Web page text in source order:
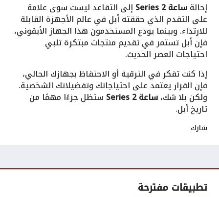
إحالةساعة Series 2 إلى التقاعد ليست سوى علامة
على التقدم الذي حققته أبل في عالم الأجهزة القابلة
للارتداء. وبينما يودع المستخدمون هذا الجهاز الأيقوني،
فإن أبل تستمر في تقديم منتجات مبتكرة تلبي
احتياجات العصر الحديث.
إذا كنت تفكر في الترقية أو الاحتفاظ بجهازك الحالي،
فإن القرار يعتمد على احتياجاتك وتفضيلاتك الشخصية.
ولكن بلا شك،ساعة Series 2 ستظل جزءًا مهمًا من
تاريخ أبل.
شارك
تطبيقات مفترحة